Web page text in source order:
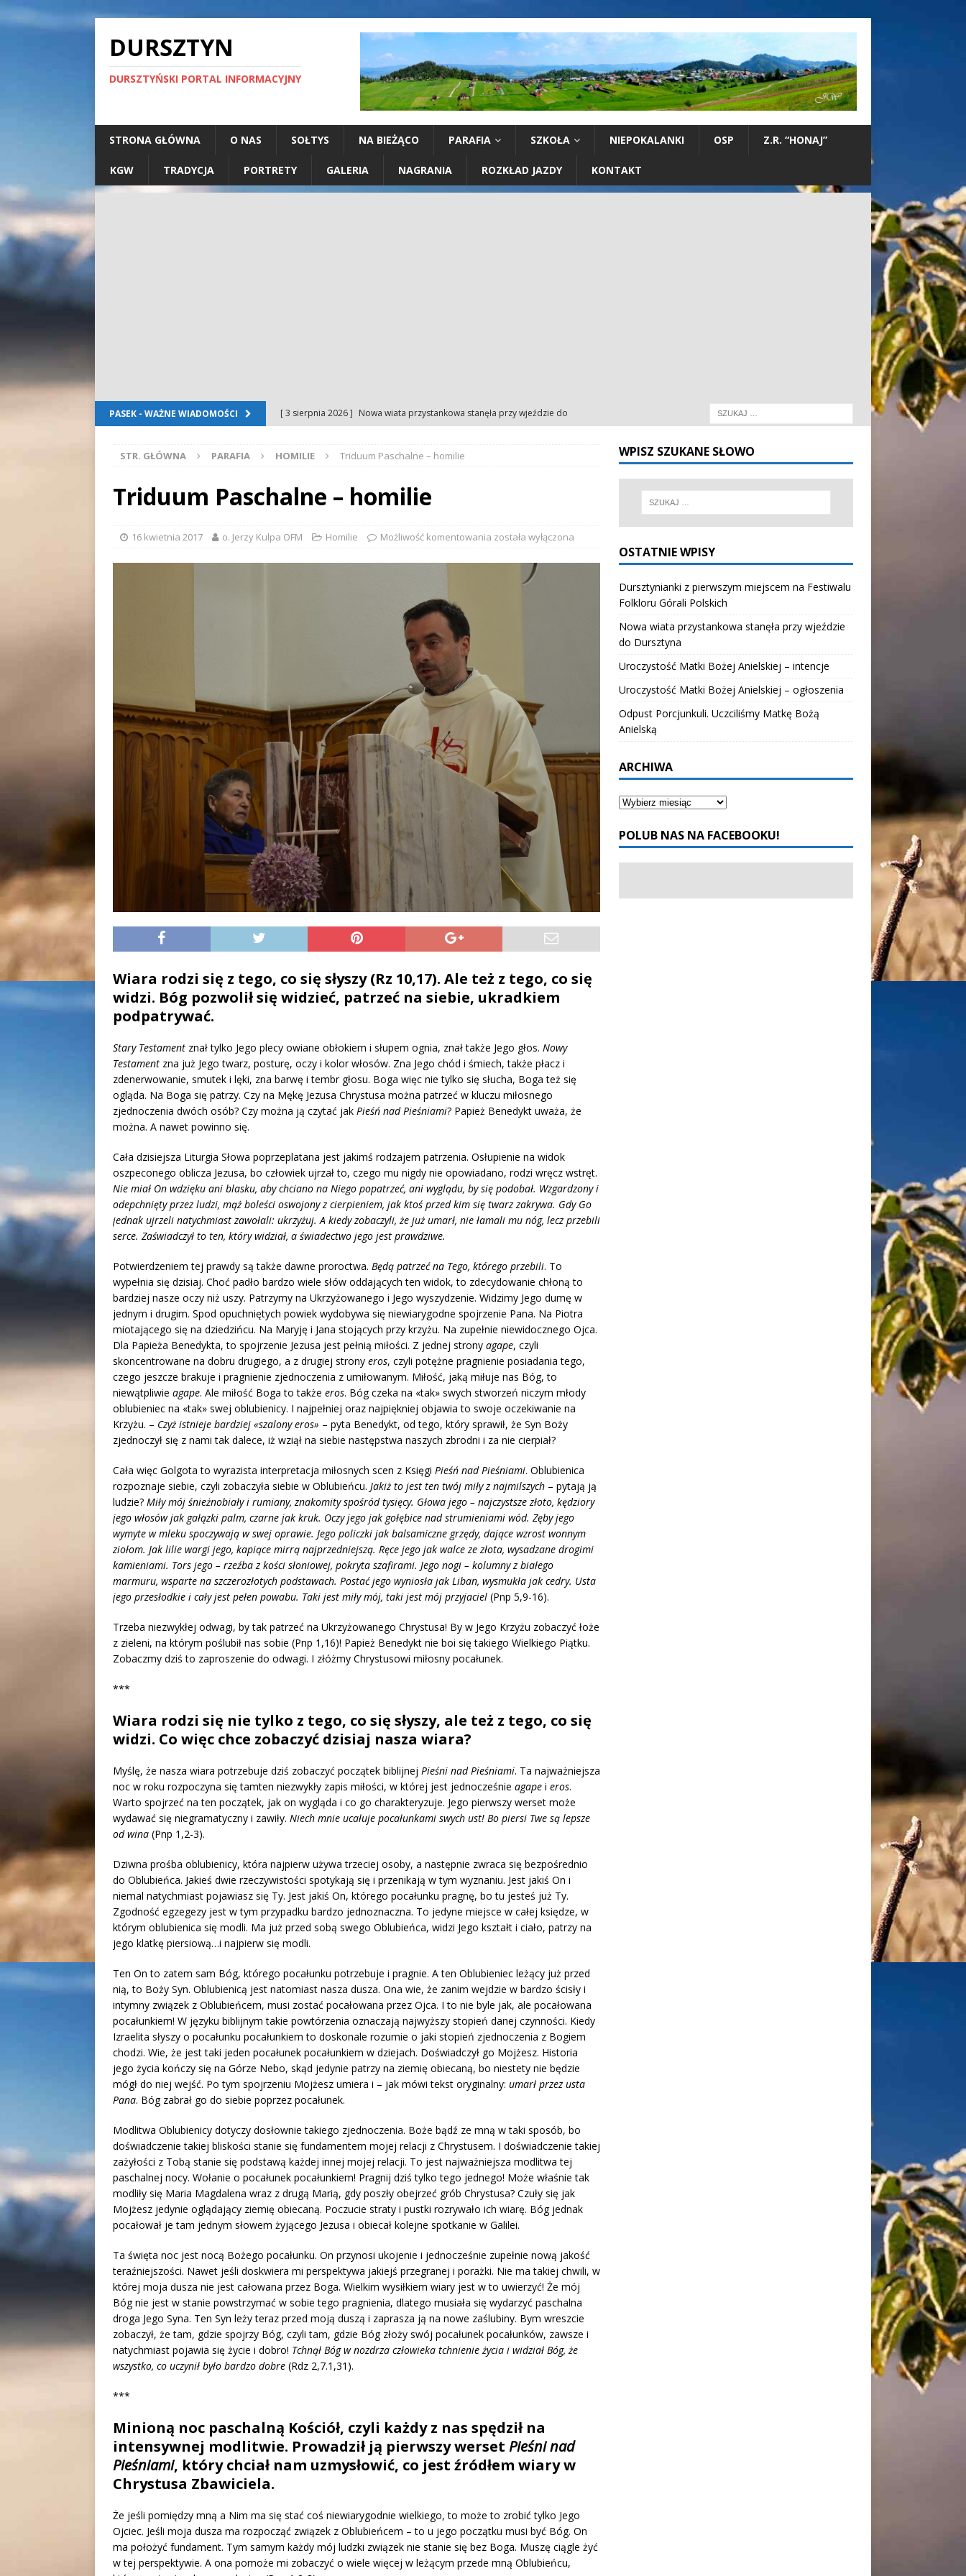
DURSZTYN
DURSZTYŃSKI PORTAL INFORMACYJNY
STRONA GŁÓWNA O NAS SOŁTYS NA BIEŻĄCO PARAFIA SZKOŁA NIEPOKALANKI OSP Z.R. “HONAJ”
KGW TRADYCJA PORTRETY GALERIA NAGRANIA ROZKŁAD JAZDY KONTAKT
PASEK - WAŻNE WIADOMOŚCI [ 3 sierpnia 2026 ] Nowa wiata przystankowa stanęła przy wjeździe do
[ 2 sierpnia 2026 ] Uroczystość Matki Bożej Anielskiej – intencje
[ 2 sierpnia 2026 ]
Uroczystość Matki Bożej Anielskiej – ogłoszenia
[ 2 sierpnia 2026 ]
Odpust Porcjunkuli. Uczciliśmy Matkę Bożą Anielską
Dursztynianki z pierwszym miejscem na Festiwalu
ZESPÓŁ REGIONALNY "HONAJ"
STR. GŁÓWNA PARAFIA HOMILIE Triduum Paschalne – homilie
Triduum Paschalne – homilie
16 kwietnia 2017 o. Jerzy Kulpa OFM Homilie Możliwość komentowania została wyłączona
Wiara rodzi się z tego, co się słyszy (Rz 10,17). Ale też z tego, co się
widzi. Bóg pozwolił się widzieć, patrzeć na siebie, ukradkiem
podpatrywać.
Stary Testament znał tylko Jego plecy owiane obłokiem i słupem ognia, znał także Jego głos. Nowy
Testament zna już Jego twarz, posturę, oczy i kolor włosów. Zna Jego chód i śmiech, także płacz i
zdenerwowanie, smutek i lęki, zna barwę i tembr głosu. Boga więc nie tylko się słucha, Boga też się
ogląda. Na Boga się patrzy. Czy na Mękę Jezusa Chrystusa można patrzeć w kluczu miłosnego
zjednoczenia dwóch osób? Czy można ją czytać jak Pieśń nad Pieśniami? Papież Benedykt uważa, że
można. A nawet powinno się.
Cała dzisiejsza Liturgia Słowa poprzeplatana jest jakimś rodzajem patrzenia. Osłupienie na widok
oszpeconego oblicza Jezusa, bo człowiek ujrzał to, czego mu nigdy nie opowiadano, rodzi wręcz wstręt.
Nie miał On wdzięku ani blasku, aby chciano na Niego popatrzeć, ani wyglądu, by się podobał. Wzgardzony i
odepchnięty przez ludzi, mąż boleści oswojony z cierpieniem, jak ktoś przed kim się twarz zakrywa. Gdy Go
jednak ujrzeli natychmiast zawołali: ukrzyżuj. A kiedy zobaczyli, że już umarł, nie łamali mu nóg, lecz przebili
serce. Zaświadczył to ten, który widział, a świadectwo jego jest prawdziwe.
Potwierdzeniem tej prawdy są także dawne proroctwa. Będą patrzeć na Tego, którego przebili. To
wypełnia się dzisiaj. Choć padło bardzo wiele słów oddających ten widok, to zdecydowanie chłoną to
bardziej nasze oczy niż uszy. Patrzymy na Ukrzyżowanego i Jego wyszydzenie. Widzimy Jego dumę w
jednym i drugim. Spod opuchniętych powiek wydobywa się niewiarygodne spojrzenie Pana. Na Piotra
miotającego się na dziedzińcu. Na Maryję i Jana stojących przy krzyżu. Na zupełnie niewidocznego Ojca.
Dla Papieża Benedykta, to spojrzenie Jezusa jest pełnią miłości. Z jednej strony agape, czyli
skoncentrowane na dobru drugiego, a z drugiej strony eros, czyli potężne pragnienie posiadania tego,
czego jeszcze brakuje i pragnienie zjednoczenia z umiłowanym. Miłość, jaką miłuje nas Bóg, to
niewątpliwie agape. Ale miłość Boga to także eros. Bóg czeka na «tak» swych stworzeń niczym młody
oblubieniec na «tak» swej oblubienicy. I najpełniej oraz najpiękniej objawia to swoje oczekiwanie na
Krzyżu. – Czyż istnieje bardziej «szalony eros» – pyta Benedykt, od tego, który sprawił, że Syn Boży
zjednoczył się z nami tak dalece, iż wziął na siebie następstwa naszych zbrodni i za nie cierpiał?
Cała więc Golgota to wyrazista interpretacja miłosnych scen z Księgi Pieśń nad Pieśniami. Oblubienica
rozpoznaje siebie, czyli zobaczyła siebie w Oblubieńcu. Jakiż to jest ten twój miły z najmilszych – pytają ją
ludzie? Miły mój śnieżnobiały i rumiany, znakomity spośród tysięcy. Głowa jego – najczystsze złoto, kędziory
jego włosów jak gałązki palm, czarne jak kruk. Oczy jego jak gołębice nad strumieniami wód. Zęby jego
wymyte w mleku spoczywają w swej oprawie. Jego policzki jak balsamiczne grzędy, dające wzrost wonnym
ziołom. Jak lilie wargi jego, kapiące mirrą najprzedniejszą. Ręce jego jak walce ze złota, wysadzane drogimi
kamieniami. Tors jego – rzeźba z kości słoniowej, pokryta szafirami. Jego nogi – kolumny z białego
marmuru, wsparte na szczerozłotych podstawach. Postać jego wyniosła jak Liban, wysmukła jak cedry. Usta
jego przesłodkie i cały jest pełen powabu. Taki jest miły mój, taki jest mój przyjaciel (Pnp 5,9-16).
Trzeba niezwykłej odwagi, by tak patrzeć na Ukrzyżowanego Chrystusa! By w Jego Krzyżu zobaczyć łoże
z zieleni, na którym poślubił nas sobie (Pnp 1,16)! Papież Benedykt nie boi się takiego Wielkiego Piątku.
Zobaczmy dziś to zaproszenie do odwagi. I złóżmy Chrystusowi miłosny pocałunek.
***
Wiara rodzi się nie tylko z tego, co się słyszy, ale też z tego, co się
widzi. Co więc chce zobaczyć dzisiaj nasza wiara?
Myślę, że nasza wiara potrzebuje dziś zobaczyć początek biblijnej Pieśni nad Pieśniami. Ta najważniejsza
noc w roku rozpoczyna się tamten niezwykły zapis miłości, w której jest jednocześnie agape i eros.
Warto spojrzeć na ten początek, jak on wygląda i co go charakteryzuje. Jego pierwszy werset może
wydawać się niegramatyczny i zawiły. Niech mnie ucałuje pocałunkami swych ust! Bo piersi Twe są lepsze
od wina (Pnp 1,2-3).
Dziwna prośba oblubienicy, która najpierw używa trzeciej osoby, a następnie zwraca się bezpośrednio
do Oblubieńca. Jakieś dwie rzeczywistości spotykają się i przenikają w tym wyznaniu. Jest jakiś On i
niemal natychmiast pojawiasz się Ty. Jest jakiś On, którego pocałunku pragnę, bo tu jesteś już Ty.
Zgodność egzegezy jest w tym przypadku bardzo jednoznaczna. To jedyne miejsce w całej księdze, w
którym oblubienica się modli. Ma już przed sobą swego Oblubieńca, widzi Jego kształt i ciało, patrzy na
jego klatkę piersiową…i najpierw się modli.
Ten On to zatem sam Bóg, którego pocałunku potrzebuje i pragnie. A ten Oblubieniec leżący już przed
nią, to Boży Syn. Oblubienicą jest natomiast nasza dusza. Ona wie, że zanim wejdzie w bardzo ścisły i
intymny związek z Oblubieńcem, musi zostać pocałowana przez Ojca. I to nie byle jak, ale pocałowana
pocałunkiem! W języku biblijnym takie powtórzenia oznaczają najwyższy stopień danej czynności. Kiedy
Izraelita słyszy o pocałunku pocałunkiem to doskonale rozumie o jaki stopień zjednoczenia z Bogiem
chodzi. Wie, że jest taki jeden pocałunek pocałunkiem w dziejach. Doświadczył go Mojżesz. Historia
jego życia kończy się na Górze Nebo, skąd jedynie patrzy na ziemię obiecaną, bo niestety nie będzie
mógł do niej wejść. Po tym spojrzeniu Mojżesz umiera i – jak mówi tekst oryginalny: umarł przez usta
Pana. Bóg zabrał go do siebie poprzez pocałunek.
Modlitwa Oblubienicy dotyczy dosłownie takiego zjednoczenia. Boże bądź ze mną w taki sposób, bo
doświadczenie takiej bliskości stanie się fundamentem mojej relacji z Chrystusem. I doświadczenie takiej
zażyłości z Tobą stanie się podstawą każdej innej mojej relacji. To jest najważniejsza modlitwa tej
paschalnej nocy. Wołanie o pocałunek pocałunkiem! Pragnij dziś tylko tego jednego! Może właśnie tak
modliły się Maria Magdalena wraz z drugą Marią, gdy poszły obejrzeć grób Chrystusa? Czuły się jak
Mojżesz jedynie oglądający ziemię obiecaną. Poczucie straty i pustki rozrywało ich wiarę. Bóg jednak
pocałował je tam jednym słowem żyjącego Jezusa i obiecał kolejne spotkanie w Galilei.
Ta święta noc jest nocą Bożego pocałunku. On przynosi ukojenie i jednocześnie zupełnie nową jakość
teraźniejszości. Nawet jeśli doskwiera mi perspektywa jakiejś przegranej i porażki. Nie ma takiej chwili, w
której moja dusza nie jest całowana przez Boga. Wielkim wysiłkiem wiary jest w to uwierzyć! Że mój
Bóg nie jest w stanie powstrzymać w sobie tego pragnienia, dlatego musiała się wydarzyć paschalna
droga Jego Syna. Ten Syn leży teraz przed moją duszą i zaprasza ją na nowe zaślubiny. Bym wreszcie
zobaczył, że tam, gdzie spojrzy Bóg, czyli tam, gdzie Bóg złoży swój pocałunek pocałunków, zawsze i
natychmiast pojawia się życie i dobro! Tchnął Bóg w nozdrza człowieka tchnienie życia i widział Bóg, że
wszystko, co uczynił było bardzo dobre (Rdz 2,7.1,31).
***
Minioną noc paschalną Kościół, czyli każdy z nas spędził na
intensywnej modlitwie. Prowadził ją pierwszy werset Pieśni nad
Pieśniami, który chciał nam uzmysłowić, co jest źródłem wiary w
Chrystusa Zbawiciela.
Że jeśli pomiędzy mną a Nim ma się stać coś niewiarygodnie wielkiego, to może to zrobić tylko Jego
Ojciec. Jeśli moja dusza ma rozpocząć związek z Oblubieńcem – to u jego początku musi być Bóg. On
ma położyć fundament. Tym samym każdy mój ludzki związek nie stanie się bez Boga. Muszę ciągle żyć
w tej perspektywie. A ona pomoże mi zobaczyć o wiele więcej w leżącym przede mną Oblubieńcu,
WPISZ SZUKANE SŁOWO
OSTATNIE WPISY
Dursztynianki z pierwszym miejscem na Festiwalu
Folkloru Górali Polskich
Nowa wiata przystankowa stanęła przy wjeździe
do Dursztyna
Uroczystość Matki Bożej Anielskiej – intencje
Uroczystość Matki Bożej Anielskiej – ogłoszenia
Odpust Porcjunkuli. Uczciliśmy Matkę Bożą
Anielską
ARCHIWA
POLUB NAS NA FACEBOOKU!